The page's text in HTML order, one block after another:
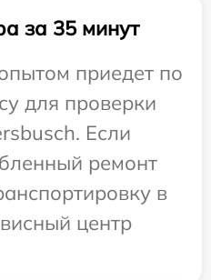
за 35 минут
приедет по
для проверки
Если
ремонт
в
центр